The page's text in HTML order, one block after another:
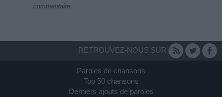
commentaire
RETROUVEZ-NOUS SUR
Paroles de chansons
Top 50 chansons
Derniers ajouts de paroles